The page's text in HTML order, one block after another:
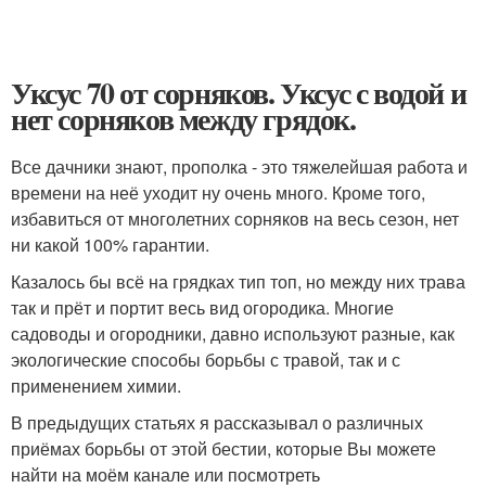
Уксус 70 от сорняков. Уксус с водой и
нет сорняков между грядок.
Все дачники знают, прополка - это тяжелейшая работа и
времени на неё уходит ну очень много. Кроме того,
избавиться от многолетних сорняков на весь сезон, нет
ни какой 100% гарантии.
Казалось бы всё на грядках тип топ, но между них трава
так и прёт и портит весь вид огородика. Многие
садоводы и огородники, давно используют разные, как
экологические способы борьбы с травой, так и с
применением химии.
В предыдущих статьях я рассказывал о различных
приёмах борьбы от этой бестии, которые Вы можете
найти на моём канале или посмотреть